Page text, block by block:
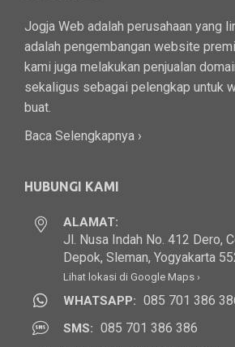
Jogja Web adalah perusahaan yang
adalah pengembangan website
kami juga melakukan penjualan
sekaligus sebagai pelengkap untuk
buat.
Baca Selengkapnya ›
HUBUNGI KAMI
ALAMAT:
Jl. Nusa Indah No. 412 Dero,
Depok, Sleman, Yogyakarta
Lihat lokasi di Google Maps ›
WHATSAPP: 085 701 386
SMS: 085 701 386 386